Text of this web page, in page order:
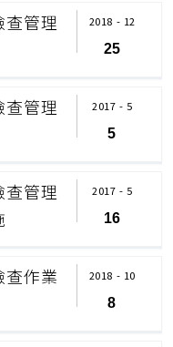
管理
2018 - 12
25
管理
2017 - 5
5
查管理
2017 - 5
16
查作業
2018 - 10
8